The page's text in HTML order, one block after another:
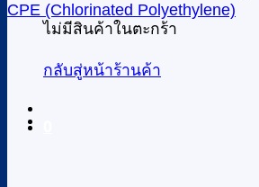
ไม่มีสินค้าในตะกร้า
กลับสู่หน้าร้านค้า
CPE (Chlorinated Polyethylene)